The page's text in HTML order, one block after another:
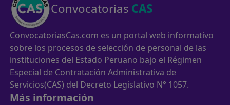
Convocatorias CAS
ConvocatoriasCas.com es un portal web informativo
sobre los procesos de selección de personal de las
instituciones del Estado Peruano bajo el Régimen
Especial de Contratación Administrativa de
Servicios(CAS) del Decreto Legislativo N° 1057.
Más información